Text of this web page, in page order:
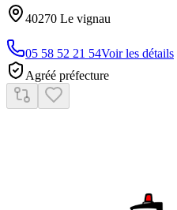
40270 Le vignau
05 58 52 21 54Voir les détails
Agréé préfecture